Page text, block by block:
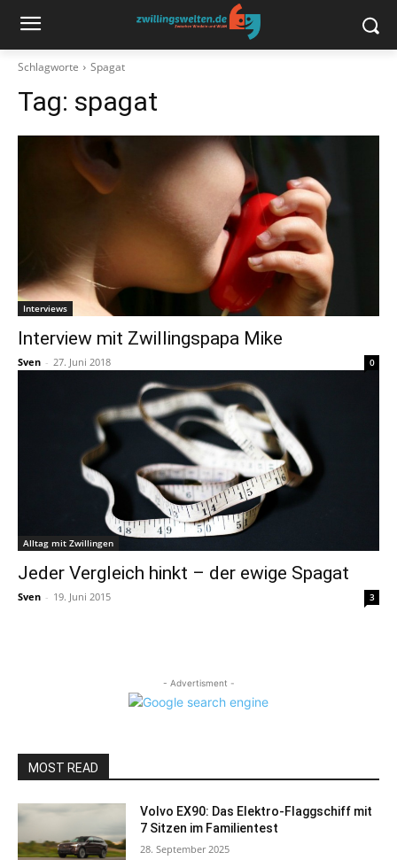
Schlagworte Spagat
Tag: spagat
Interviews
Interview mit Zwillingspapa Mike
Sven - 27. Juni 2018 0
Alltag mit Zwillingen
Jeder Vergleich hinkt – der ewige Spagat
Sven - 19. Juni 2015 3
- Advertisment -
MOST READ
Volvo EX90: Das Elektro-Flaggschiff mit
7 Sitzen im Familientest
28. September 2025